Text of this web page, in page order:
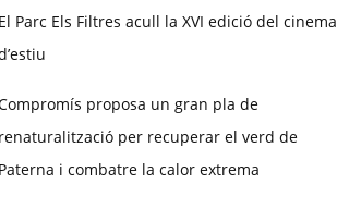
El Parc Els Filtres acull la XVI edició del cinema
proposa un gran pla de
renaturalització per recuperar el verd de
Paterna i combatre la calor extrema